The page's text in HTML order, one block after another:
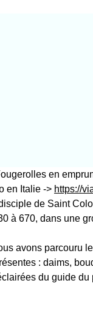
en
en Italie -> https://
de Saint
à 670, dans une
avons parcouru
: daims,
du guide